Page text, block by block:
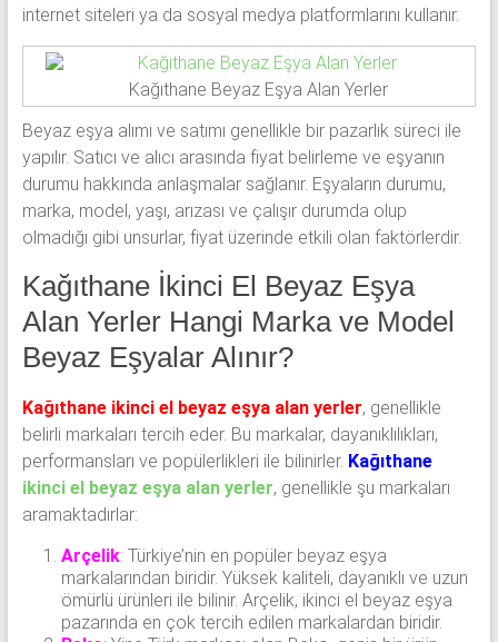
internet siteleri ya da sosyal medya platformlarını kullanır.
Kağıthane Beyaz Eşya Alan Yerler
Beyaz eşya alımı ve satımı genellikle bir pazarlık süreci ile
yapılır. Satıcı ve alıcı arasında fiyat belirleme ve eşyanın
durumu hakkında anlaşmalar sağlanır. Eşyaların durumu,
marka, model, yaşı, arızası ve çalışır durumda olup
olmadığı gibi unsurlar, fiyat üzerinde etkili olan faktörlerdir.
Kağıthane İkinci El Beyaz Eşya
Alan Yerler Hangi Marka ve Model
Beyaz Eşyalar Alınır?
Kağıthane ikinci el beyaz eşya alan yerler, genellikle
belirli markaları tercih eder. Bu markalar, dayanıklılıkları,
performansları ve popülerlikleri ile bilinirler. Kağıthane
ikinci el beyaz eşya alan yerler, genellikle şu markaları
aramaktadırlar:
Arçelik: Türkiye’nin en popüler beyaz eşya
markalarından biridir. Yüksek kaliteli, dayanıklı ve uzun
ömürlü ürünleri ile bilinir. Arçelik, ikinci el beyaz eşya
pazarında en çok tercih edilen markalardan biridir.